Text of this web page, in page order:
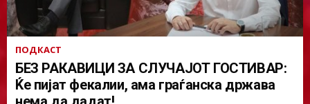
ПОДКАСТ
БЕЗ РАКАВИЦИ ЗА СЛУЧАЈОТ ГОСТИВАР:
Ќе пијат фекалии, ама граѓанска држава